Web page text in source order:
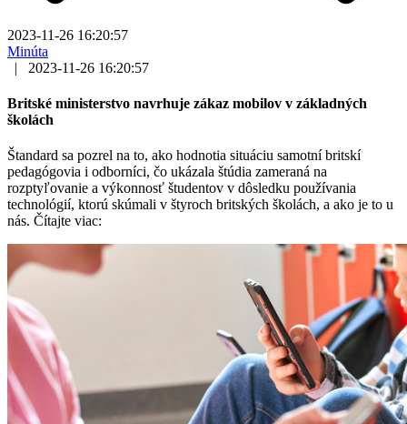
2023-11-26 16:20:57
Minúta
|
2023-11-26 16:20:57
Britské ministerstvo navrhuje zákaz mobilov v základných
školách
Štandard sa pozrel na to, ako hodnotia situáciu samotní britskí
pedagógovia i odborníci, čo ukázala štúdia zameraná na
rozptyľovanie a výkonnosť študentov v dôsledku používania
technológií, ktorú skúmali v štyroch britských školách, a ako je to u
nás. Čítajte viac: